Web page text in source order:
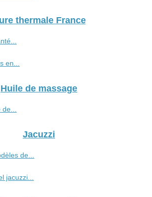
thermale France
en...
Huile de massage
de...
Jacuzzi
de...
jacuzzi...